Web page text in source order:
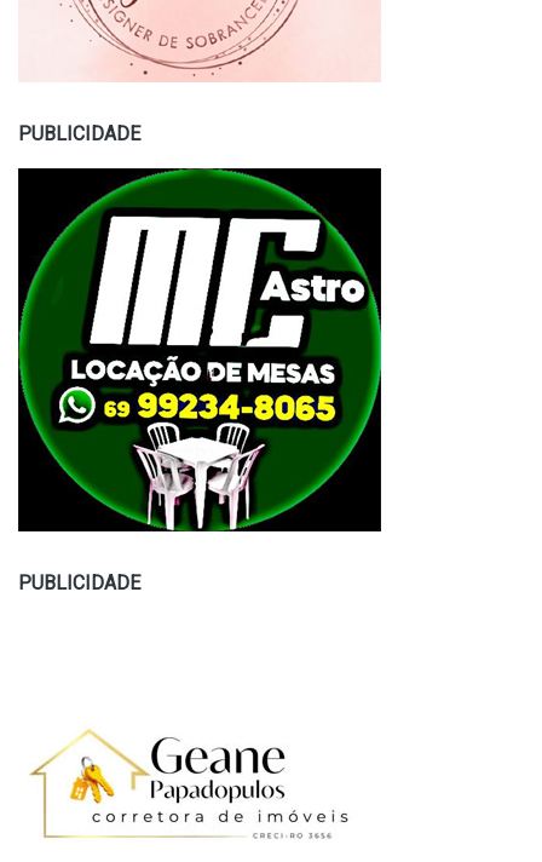
PUBLICIDADE
PUBLICIDADE